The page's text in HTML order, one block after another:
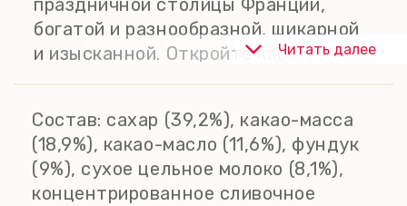
праздничной столицы Франции,
богатой и разнообразной, шикарной
и изысканной. Откройте коробку и
изысканными конфетами из темного,
молочного и белого шоколада с
разнообразными начинками.
Читать далее
Состав: сахар (39,2%), какао-масса
(18,9%), какао-масло (11,6%), фундук
(9%), сухое цельное молоко (8,1%),
концентрированное сливочное